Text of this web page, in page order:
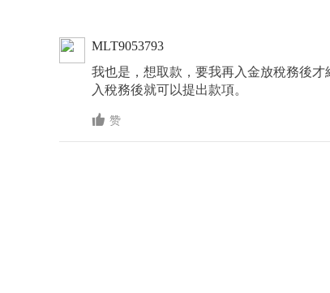
MLT9053793
我也是，想取款，要我再入金放稅務後
入稅務後就可以提出款項。
 赞